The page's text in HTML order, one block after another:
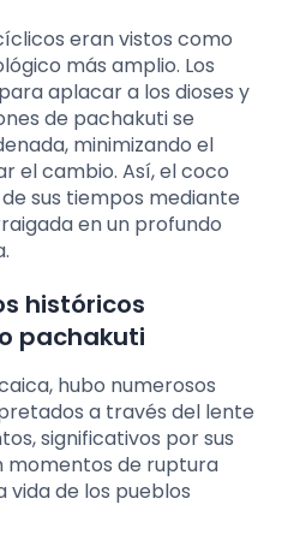
eran vistos como
más amplio. Los
aplacar a los dioses y
de pachakuti se
minimizando el
el cambio. Así, el coco
sus tiempos mediante
en un profundo
históricos
pachakuti
hubo numerosos
a través del lente
significativos por sus
momentos de ruptura
de los pueblos